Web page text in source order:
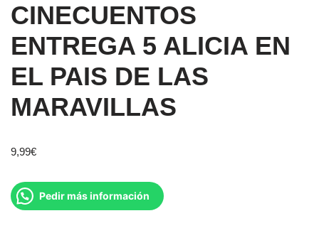
CINECUENTOS
ENTREGA 5 ALICIA EN
EL PAIS DE LAS
MARAVILLAS
9,99€
Pedir más información